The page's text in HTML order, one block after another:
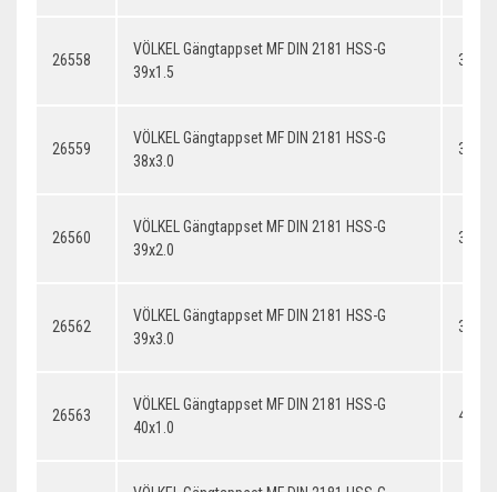
26558
VÖLKEL Gängtappset MF DIN 2181 HSS-G
39x1.5
26559
VÖLKEL Gängtappset MF DIN 2181 HSS-G
38x3.0
26560
VÖLKEL Gängtappset MF DIN 2181 HSS-G
39x2.0
26562
VÖLKEL Gängtappset MF DIN 2181 HSS-G
39x3.0
26563
VÖLKEL Gängtappset MF DIN 2181 HSS-G
40x1.0